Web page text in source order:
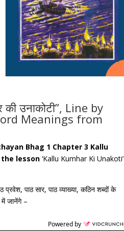
उनाकोटी”, Line by
Meanings from
Bhag 1 Chapter 3 Kallu
lesson ‘Kallu Kumhar Ki Unakoti’
पाठ सार, पाठ व्याख्या, कठिन शब्दों के
जानेंगे –
Powered by